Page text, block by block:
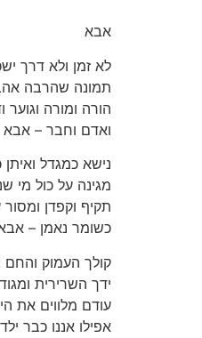
אבא
לא זמן ולא דרך
תמונה שהרבה
הורה ומורה וגוער
ואדם וחבר – אבא
נישא כמגדל
מגינה על כול מי
תקיף וקפדן ומסור
כשומר נאמן –
קולך העמוק והחם
ידך השרירית
עודם מלווים את
אפילו אננו כבר ילד